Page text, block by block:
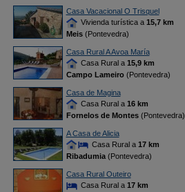
Casa Vacacional O Trisquel
Vivienda turística a 15,7 km
Meis(Pontevedra)
Casa Rural A Avoa María
Casa Rural a 15,9 km
Campo Lameiro(Pontevedra)
Casa de Magina
Casa Rural a 16 km
Fornelos de Montes(Pontevedra)
A Casa de Alicia
Casa Rural a 17 km
Ribadumia(Pontevedra)
Casa Rural Outeiro
Casa Rural a 17 km